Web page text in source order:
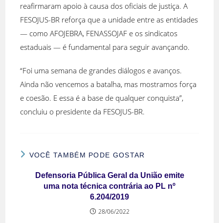
reafirmaram apoio à causa dos oficiais de justiça. A
FESOJUS-BR reforça que a unidade entre as entidades
— como AFOJEBRA, FENASSOJAF e os sindicatos
estaduais — é fundamental para seguir avançando.
“Foi uma semana de grandes diálogos e avanços.
Ainda não vencemos a batalha, mas mostramos força
e coesão. E essa é a base de qualquer conquista”,
concluiu o presidente da FESOJUS-BR.
VOCÊ TAMBÉM PODE GOSTAR
Defensoria Pública Geral da União emite
uma nota técnica contrária ao PL nº
6.204/2019
28/06/2022